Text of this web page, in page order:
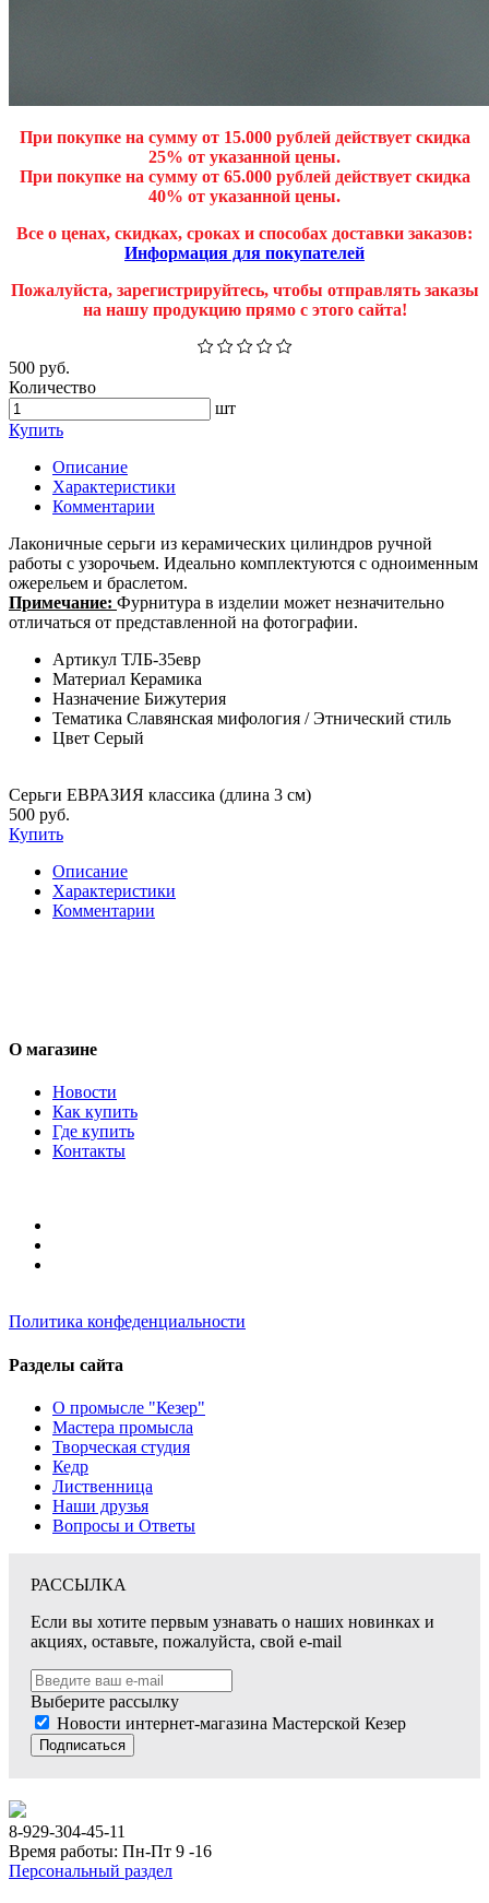
При покупке на сумму от 15.000 рублей действует скидка
25% от указанной цены.
При покупке на сумму от 65.000 рублей действует скидка
40% от указанной цены.
Все о ценах, скидках, сроках и способах доставки заказов:
Информация для покупателей
Пожалуйста, зарегистрируйтесь, чтобы отправлять заказы
на нашу продукцию прямо с этого сайта!
500 руб.
Количество
шт
Купить
Описание
Характеристики
Комментарии
Лаконичные серьги из керамических цилиндров ручной
работы с узорочьем. Идеально комплектуются с одноименным
ожерельем и браслетом.
Примечание: Фурнитура в изделии может незначительно
отличаться от представленной на фотографии.
Артикул ТЛБ-35евр
Материал Керамика
Назначение Бижутерия
Тематика Славянская мифология / Этнический стиль
Цвет Серый
Серьги ЕВРАЗИЯ классика (длина 3 см)
500 руб.
Купить
Описание
Характеристики
Комментарии
О магазине
Новости
Как купить
Где купить
Контакты
Политика конфеденциальности
Разделы сайта
О промысле "Кезер"
Мастера промысла
Творческая студия
Кедр
Лиственница
Наши друзья
Вопросы и Ответы
РАССЫЛКА
Если вы хотите первым узнавать о наших новинках и
акциях, оставьте, пожалуйста, свой e-mail
Выберите рассылку
Новости интернет-магазина Мастерской Кезер
Подписаться
8-929-304-45-11
Время работы: Пн-Пт 9 -16
Персональный раздел